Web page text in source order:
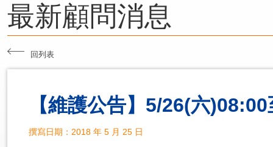
最新顧問消息
回列表
【維護公告】5/26(六
撰寫日期：2018 年 5 月 25 日